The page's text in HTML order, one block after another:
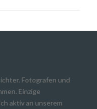
Fotografen und
Einzige
aktiv an unserem